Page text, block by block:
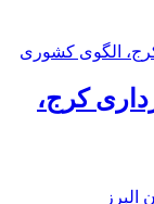
کرج،